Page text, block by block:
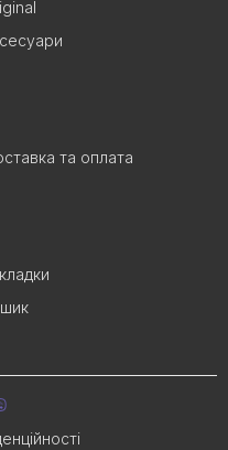
та оплата